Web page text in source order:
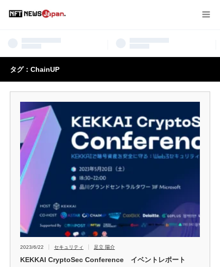
タグ：ChainUP
2023/6/22 セキュリティ 足立 陽介
KEKKAI CryptoSec Conference イベントレポート